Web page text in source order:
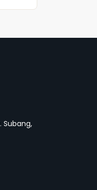
Subang,